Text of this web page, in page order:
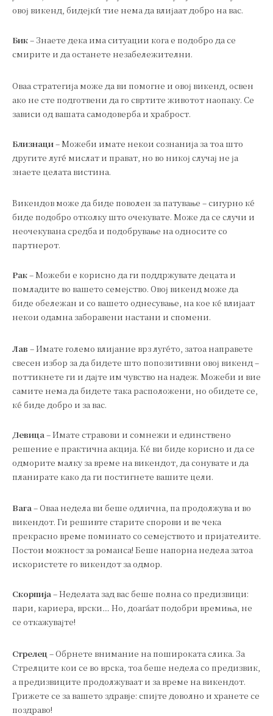
овој викенд, бидејќи тие нема да влијаат добро на вас.
Бик– Знаете дека има ситуации кога е подобро да се
смирите и да останете незабележителни.
Оваа стратегија може да ви помогне и овој викенд, освен
ако не сте подготвени да го свртите животот наопаку. Се
зависи од вашата самодоверба и храброст.
Близнаци– Можеби имате некои сознанија за тоа што
другите луѓе мислат и прават, но во никој случај не ја
знаете целата вистина.
Викендов може да биде поволен за патување – сигурно ќе
биде подобро отколку што очекувате. Може да се случи и
неочекувана средба и подобрување на односите со
партнерот.
Рак– Можеби е корисно да ги поддржувате децата и
помладите во вашето семејство. Овој викенд може да
биде обележан и со вашето однесување, на кое ќе влијаат
некои одамна заборавени настани и спомени.
Лав – Имате големо влијание врз луѓето, затоа направете
свесен избор за да бидете што попозитивни овој викенд –
поттикнете ги и дајте им чувство на надеж. Можеби и вие
самите нема да бидете така расположени, но обидете се,
ќе биде добро и за вас.
Девица – Имате стравови и сомнежи и единствено
решение е практична акција. Ќе ви биде корисно и да се
одморите малку за време на викендот, да сонувате и да
планирате како да ги постигнете вашите цели.
Вага– Оваа недела ви беше одлична, па продолжува и во
викендот. Ги решивте старите спорови и ве чека
прекрасно време поминато со семејството и пријателите.
Постои можност за романса! Беше напорна недела затоа
искористете го викендот за одмор.
Скорпија– Неделата зад вас беше полна со предизвици:
пари, кариера, врски… Но, доаѓаат подобри времиња, не
се откажувајте!
Стрелец – Обрнете внимание на пошироката слика. За
Стрелците кои се во врска, тоа беше недела со предизвик,
а предизвиците продолжуваат и за време на викендот.
Грижете се за вашето здравје: спијте доволно и хранете се
поздраво!